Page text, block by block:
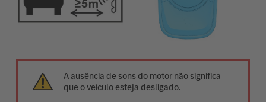
A ausência de sons do motor não significa
que o veículo esteja desligado.